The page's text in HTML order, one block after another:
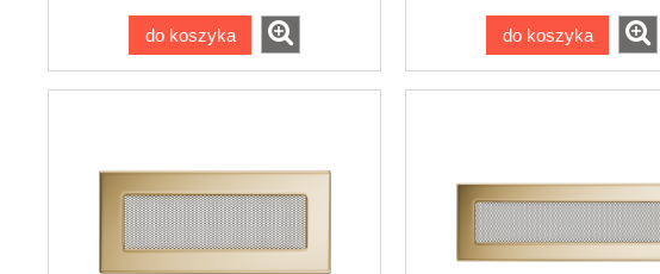
do koszyka do koszyka